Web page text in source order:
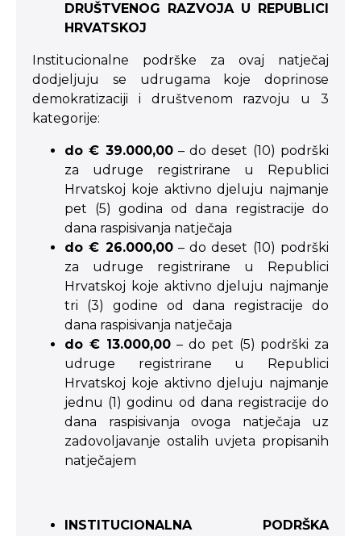
DRUŠTVENOG RAZVOJA U REPUBLICI
HRVATSKOJ
Institucionalne podrške za ovaj natječaj
dodjeljuju se udrugama koje doprinose
demokratizaciji i društvenom razvoju u 3
kategorije:
do € 39.000,00– do deset (10) podrški
za udruge registrirane u Republici
Hrvatskoj koje aktivno djeluju najmanje
pet (5) godina od dana registracije do
dana raspisivanja natječaja
do € 26.000,00– do deset (10) podrški
za udruge registrirane u Republici
Hrvatskoj koje aktivno djeluju najmanje
tri (3) godine od dana registracije do
dana raspisivanja natječaja
do € 13.000,00– do pet (5) podrški za
udruge registrirane u Republici
Hrvatskoj koje aktivno djeluju najmanje
jednu (1) godinu od dana registracije do
dana raspisivanja ovoga natječaja uz
zadovoljavanje ostalih uvjeta propisanih
natječajem
INSTITUCIONALNA PODRŠKA